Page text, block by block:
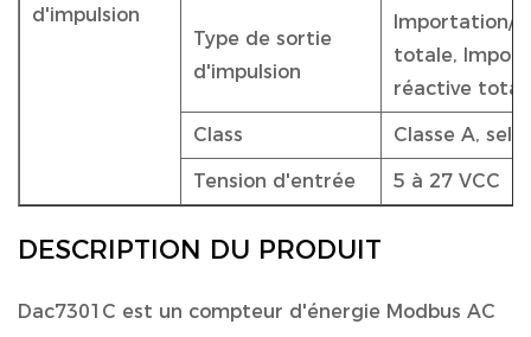
d'impulsion
Type de sortie
d'impulsion
Importation/
totale,
réactive
Class Classe A,
Tension d'entrée 5 à 27 VCC
DESCRIPTION DU PRODUIT
Dac7301C est un compteur d'énergie Modbus AC